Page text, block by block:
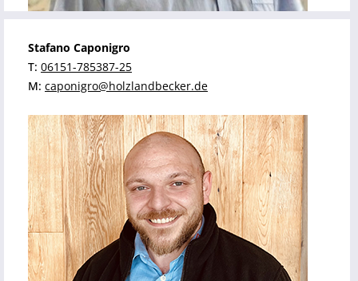
Stafano Caponigro
T: 06151-785387-25
M: caponigro@holzlandbecker.de